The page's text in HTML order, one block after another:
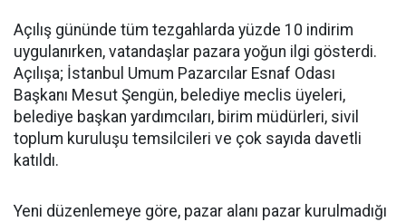
Açılış gününde tüm tezgahlarda yüzde 10 indirim
uygulanırken, vatandaşlar pazara yoğun ilgi gösterdi.
Açılışa; İstanbul Umum Pazarcılar Esnaf Odası
Başkanı Mesut Şengün, belediye meclis üyeleri,
belediye başkan yardımcıları, birim müdürleri, sivil
toplum kuruluşu temsilcileri ve çok sayıda davetli
katıldı.
Yeni düzenlemeye göre, pazar alanı pazar kurulmadığı